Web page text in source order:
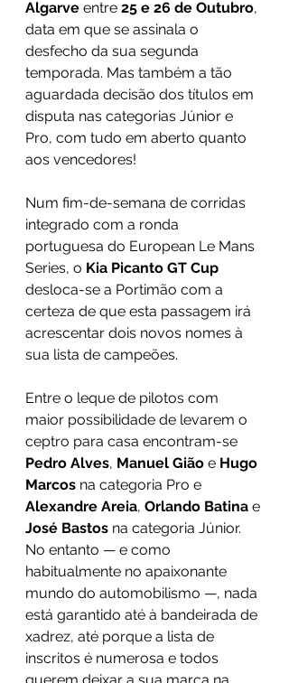
Algarve entre 25 e 26 de Outubro,
data em que se assinala o
desfecho da sua segunda
temporada. Mas também a tão
aguardada decisão dos títulos em
disputa nas categorias Júnior e
Pro, com tudo em aberto quanto
aos vencedores!
Num fim-de-semana de corridas
integrado com a ronda
portuguesa do European Le Mans
Series, o Kia Picanto GT Cup
desloca-se a Portimão com a
certeza de que esta passagem irá
acrescentar dois novos nomes à
sua lista de campeões.
Entre o leque de pilotos com
maior possibilidade de levarem o
ceptro para casa encontram-se
Pedro Alves, Manuel Gião e Hugo
Marcos na categoria Pro e
Alexandre Areia, Orlando Batina e
José Bastos na categoria Júnior.
No entanto — e como
habitualmente no apaixonante
mundo do automobilismo —, nada
está garantido até à bandeirada de
xadrez, até porque a lista de
inscritos é numerosa e todos